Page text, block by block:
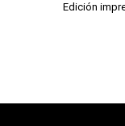
Edición